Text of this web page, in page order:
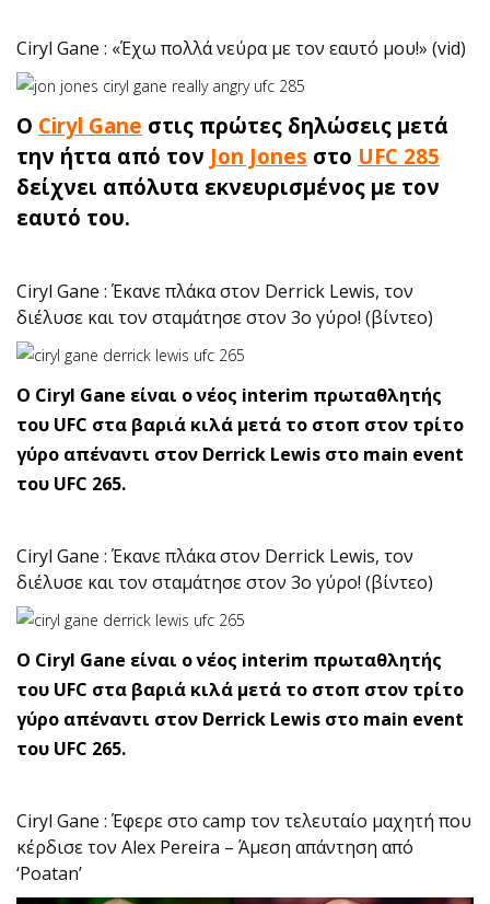
Ciryl Gane : «Έχω πολλά νεύρα με τον εαυτό μου!» (vid)
O Ciryl Gane στις πρώτες δηλώσεις μετά
την ήττα από τον Jon Jones στο UFC 285
δείχνει απόλυτα εκνευρισμένος με τον
εαυτό του.
Ciryl Gane : Έκανε πλάκα στον Derrick Lewis, τον
διέλυσε και τον σταμάτησε στον 3ο γύρο! (βίντεο)
O Ciryl Gane είναι ο νέος interim πρωταθλητής
του UFC στα βαριά κιλά μετά το στοπ στον τρίτο
γύρο απέναντι στον Derrick Lewis στο main event
του UFC 265.
Ciryl Gane : Έκανε πλάκα στον Derrick Lewis, τον
διέλυσε και τον σταμάτησε στον 3ο γύρο! (βίντεο)
O Ciryl Gane είναι ο νέος interim πρωταθλητής
του UFC στα βαριά κιλά μετά το στοπ στον τρίτο
γύρο απέναντι στον Derrick Lewis στο main event
του UFC 265.
Ciryl Gane : Έφερε στο camp τον τελευταίο μαχητή που
κέρδισε τον Alex Pereira – Άμεση απάντηση από
‘Poatan’